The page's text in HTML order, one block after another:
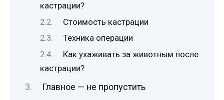
кастрации?
Стоимость кастрации
Техника операции
Как ухаживать за животным после
кастрации?
Главное — не пропустить